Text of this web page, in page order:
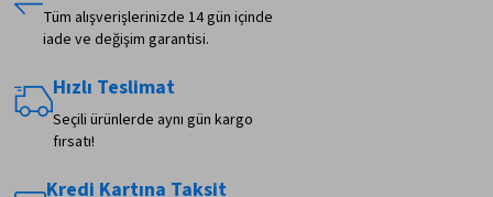
Tüm alışverişlerinizde 14 gün içinde
iade ve değişim garantisi.
Hızlı Teslimat
Seçili ürünlerde aynı gün kargo
fırsatı!
Kredi Kartına Taksit